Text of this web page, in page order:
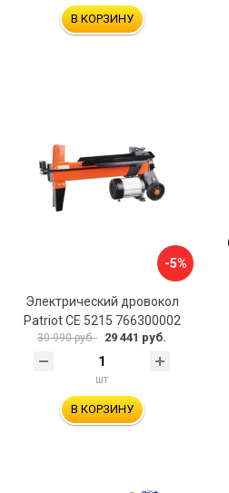
В КОРЗИНУ
-5%
Электрический дровокол
Patriot CE 5215 766300002
30 990 руб. 29 441 руб.
шт
В КОРЗИНУ